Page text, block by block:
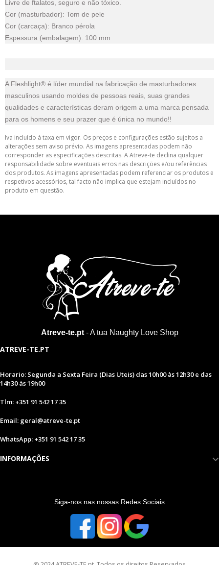
Livre de ftalatos, seguro e não tóxico.
Cor (masturbador): Tom de pele
Cor (carcaça): Branco pérola
Espessura (embalagem): 100 mm
A Fleshlight® é líder mundial na fabricação de masturbadores
masculinos usando moldes de pessoas reais, suas grandes
qualidades e características deram origem a uma marca pensada
para os homens e seu prazer que é única no mundo!!
Iva incluído à taxa em vigor. Os preços e configurações estão sujeitos a
alterações sem aviso prévio. As imagens apresentadas podem não
corresponder as especificações descritas. A Atreve-te declina qualquer
responsabilidade sobre eventuais erros nas descrições e/ou referências
dos produtos. As imagens apresentadas podem referenciar os produtos e
respetivos acessórios, tal facto não implica que estejam incluídos no
produto em questão.
Atreve-te.pt- A tua Naughty Love Shop
ATREVE-TE.PT
Horario: Segunda a Sexta Feira (Dias Uteis) das 10h00 às 12h30 e das
14h30 às 19h00
Tlm: +351 91 542 17 35
Email: geral@atreve-te.pt
WhatsApp: +351 91 542 17 35
INFORMAÇÕES
Siga-nos nas nossas Redes Sociais